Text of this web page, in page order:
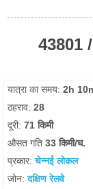
43801
यात्रा का समय:2h
ठहराव:28
दूरी:71 किमी
औसत गति33 किमी/घ.
प्रकार:चेन्नई लोकल
जोन:दक्षिण रेलवे